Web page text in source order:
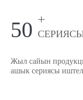
50 +
Жыл сайын
ашык сериясы
маалымат
келет.
идентификация